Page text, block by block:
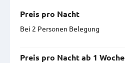
Preis pro Nacht
Bei 2 Personen Belegung
Preis pro Nacht ab 1 Woche